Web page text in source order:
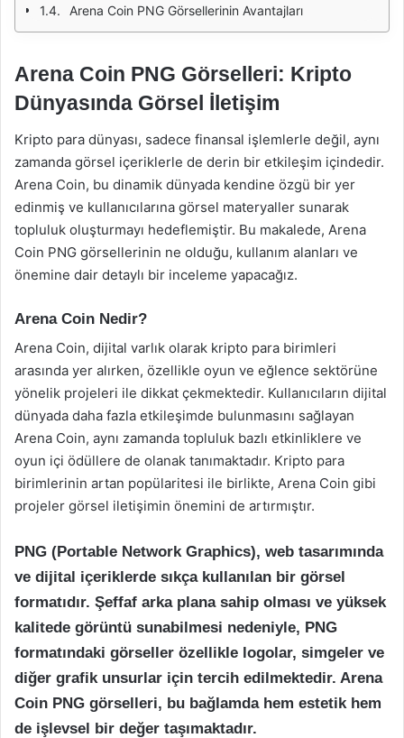
Arena Coin PNG Görsellerinin Avantajları
Arena Coin PNG Görselleri: Kripto
Dünyasında Görsel İletişim
Kripto para dünyası, sadece finansal işlemlerle değil, aynı
zamanda görsel içeriklerle de derin bir etkileşim içindedir.
Arena Coin, bu dinamik dünyada kendine özgü bir yer
edinmiş ve kullanıcılarına görsel materyaller sunarak
topluluk oluşturmayı hedeflemiştir. Bu makalede, Arena
Coin PNG görsellerinin ne olduğu, kullanım alanları ve
önemine dair detaylı bir inceleme yapacağız.
Arena Coin Nedir?
Arena Coin, dijital varlık olarak kripto para birimleri
arasında yer alırken, özellikle oyun ve eğlence sektörüne
yönelik projeleri ile dikkat çekmektedir. Kullanıcıların dijital
dünyada daha fazla etkileşimde bulunmasını sağlayan
Arena Coin, aynı zamanda topluluk bazlı etkinliklere ve
oyun içi ödüllere de olanak tanımaktadır. Kripto para
birimlerinin artan popülaritesi ile birlikte, Arena Coin gibi
projeler görsel iletişimin önemini de artırmıştır.
PNG (Portable Network Graphics), web tasarımında
ve dijital içeriklerde sıkça kullanılan bir görsel
formatıdır. Şeffaf arka plana sahip olması ve yüksek
kalitede görüntü sunabilmesi nedeniyle, PNG
formatındaki görseller özellikle logolar, simgeler ve
diğer grafik unsurlar için tercih edilmektedir. Arena
Coin PNG görselleri, bu bağlamda hem estetik hem
de işlevsel bir değer taşımaktadır.